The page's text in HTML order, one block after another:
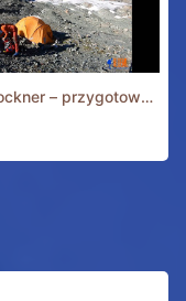
Grossglockner – przygotowania